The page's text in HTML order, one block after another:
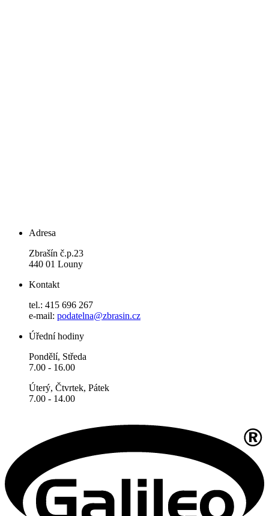
Adresa
Zbrašín č.p.23
440 01 Louny
Kontakt
tel.: 415 696 267
e-mail: podatelna@zbrasin.cz
Úřední hodiny
Pondělí, Středa
7.00 - 16.00
Úterý, Čtvrtek, Pátek
7.00 - 14.00